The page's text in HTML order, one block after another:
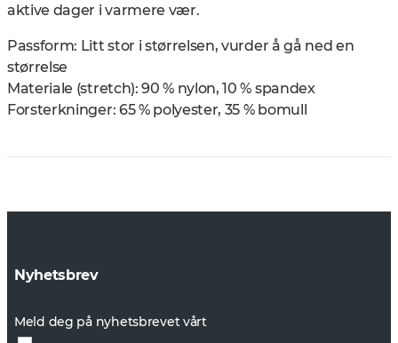
aktive dager i varmere vær.
Passform: Litt stor i størrelsen, vurder å gå ned en
størrelse
Materiale (stretch): 90 % nylon, 10 % spandex
Forsterkninger: 65 % polyester, 35 % bomull
Nyhetsbrev
Meld deg på nyhetsbrevet vårt